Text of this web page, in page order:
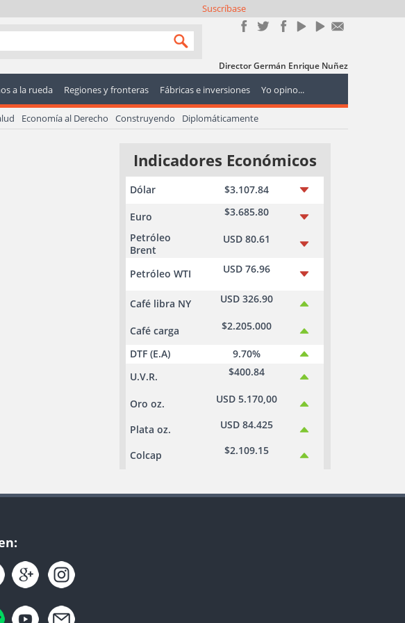
Suscríbase
Director Germán Enrique Nuñez
a la rueda Regiones y fronteras Fábricas e inversiones Yo opino...
Economía al Derecho Construyendo Diplomáticamente
Indicadores Económicos
Dólar $3.107.84
Euro
$3.685.80
Petróleo
Brent
USD 80.61
Petróleo WTI USD 76.96
Café libra NY USD 326.90
Café carga $2.205.000
DTF (E.A)
9.70%
U.V.R.
$400.84
Oro oz. USD 5.170,00
Plata oz. USD 84.425
Colcap $2.109.15